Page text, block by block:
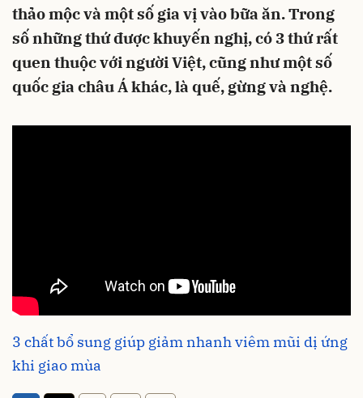
thảo mộc và một số gia vị vào bữa ăn. Trong
số những thứ được khuyến nghị, có 3 thứ rất
quen thuộc với người Việt, cũng như một số
quốc gia châu Á khác, là quế, gừng và nghệ.
3 chất bổ sung giúp giảm nhanh viêm mũi dị ứng
khi giao mùa